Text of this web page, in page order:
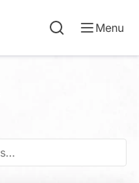
Menu